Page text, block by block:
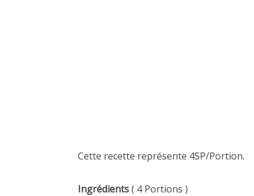
Cette recette représente 4SP/Portion.
Ingrédients( 4 Portions )